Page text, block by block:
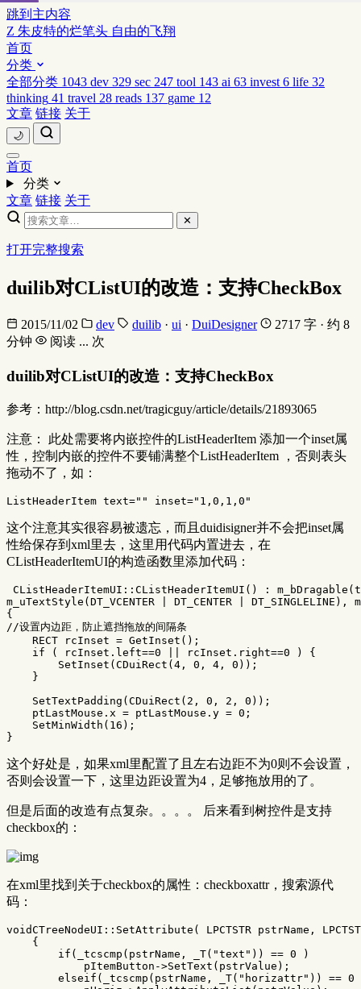
跳到主内容
Z 朱皮特的烂笔头 自由的飞翔
首页
分类
全部分类 1043 dev 329 sec 247 tool 143 ai 63 invest 6 life 32
thinking 41 travel 28 reads 137 game 12
文章 链接 关于
🌙
首页
分类
文章 链接 关于
✕
打开完整搜索
duilib对CListUI的改造：支持CheckBox
2015/11/02 dev duilib · ui · DuiDesigner
2717 字 · 约 8
分钟
阅读 ... 次
duilib对CListUI的改造：支持CheckBox
参考：http://blog.csdn.net/tragicguy/article/details/21893065
注意： 此处需要将内嵌控件的ListHeaderItem 添加一个inset属
性，控制内嵌的控件不要铺满整个ListHeaderItem ，否则表头
拖动不了，如：
这个注意其实很容易被遗忘，而且duidisigner并不会把inset属
性给保存到xml里去，这里用代码内置进去，在
CListHeaderItemUI的构造函数里添加代码：
CListHeaderItemUI :: CListHeaderItemUI () : m_bDragable (
m_uTextStyle ( DT_VCENTER DT_CENTER DT_SINGLELINE ),
{
//设置内边距，防止遮挡拖放的间隔条
RECT
rcInset = GetInset ();
if
( rcInset . left==0 rcInset . right==0 )
{
SetInset ( CDuiRect ( 4 , 0 , 4 , 0 ));
}
SetTextPadding ( CDuiRect ( 2 , 0 , 2 , 0 ));
ptLastMouse . x = ptLastMouse . y = 0 ;
SetMinWidth ( 16 );
}
这个好处是，如果xml里配置了且左右边距不为0则不会设置，
否则会设置一下，这里边距设置为4，足够拖放用的了。
但是后面的改造有点复杂。。。。 后来看到树控件是支持
checkbox的：
在xml里找到关于checkbox的属性：checkboxattr，搜索源代
码：
voidCTreeNodeUI :: SetAttribute ( LPCTSTR pstrName ,
{
if ( _tcscmp ( pstrName , _T( "text" )) == 0
)
pItemButton ->SetText ( pstrValue );
elseif ( _tcscmp ( pstrName , _T( "horizattr" )) == 0